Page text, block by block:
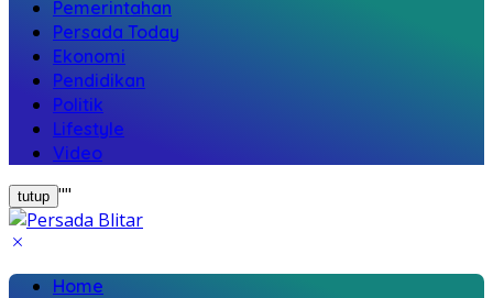
Pemerintahan
Persada Today
Ekonomi
Pendidikan
Politik
Lifestyle
Video
tutup ""
Home